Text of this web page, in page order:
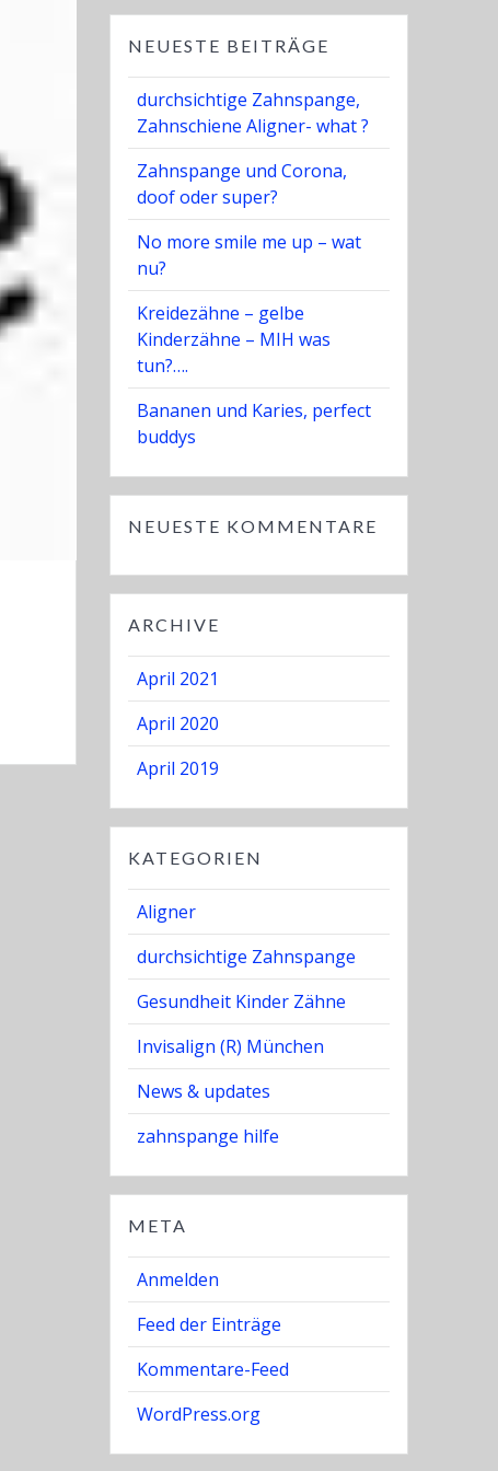
NEUESTE BEITRÄGE
durchsichtige Zahnspange,
Zahnschiene Aligner- what ?
Zahnspange und Corona,
doof oder super?
No more smile me up – wat
nu?
Kreidezähne – gelbe
Kinderzähne – MIH was
tun?….
Bananen und Karies, perfect
buddys
NEUESTE KOMMENTARE
ARCHIVE
April 2021
April 2020
April 2019
KATEGORIEN
Aligner
durchsichtige Zahnspange
Gesundheit Kinder Zähne
Invisalign (R) München
News & updates
zahnspange hilfe
META
Anmelden
Feed der Einträge
Kommentare-Feed
WordPress.org